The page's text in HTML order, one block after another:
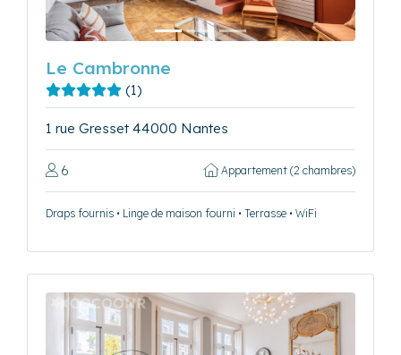
Le Cambronne
(1)
1 rue Gresset 44000 Nantes
6 Appartement (2 chambres)
Draps fournis • Linge de maison fourni • Terrasse • WiFi